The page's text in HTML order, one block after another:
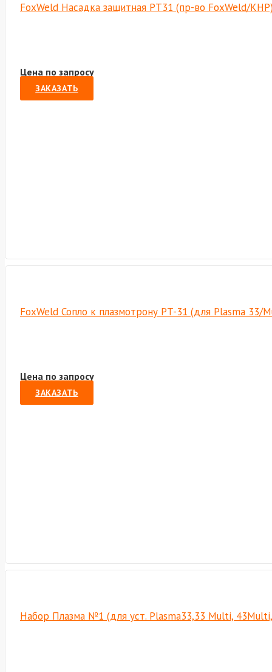
FoxWeld Насадка защитная PT31 (пр-во FoxWeld/
Цена по запросу
ЗАКАЗАТЬ
FoxWeld Сопло к плазмотрону PT-31 (для Plasma
Цена по запросу
ЗАКАЗАТЬ
Набор Плазма №1 (для уст. Plasma33,33 Multi,